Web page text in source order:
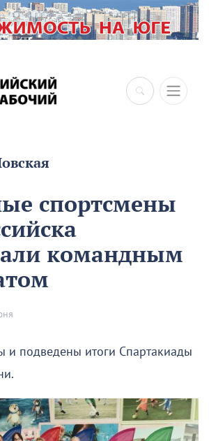
×
спортсмены
командным
и подведены итоги Спартакиады